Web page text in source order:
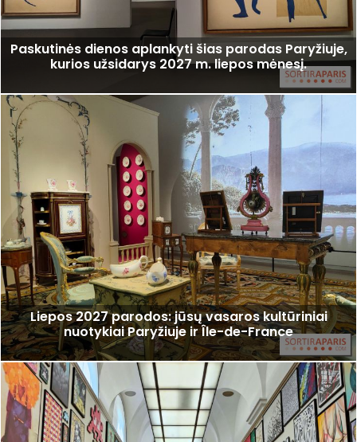
Paskutinės dienos aplankyti šias parodas Paryžiuje,
kurios užsidarys 2027 m. liepos mėnesį.
Liepos 2027 parodos: jūsų vasaros kultūriniai
nuotykiai Paryžiuje ir Île-de-France